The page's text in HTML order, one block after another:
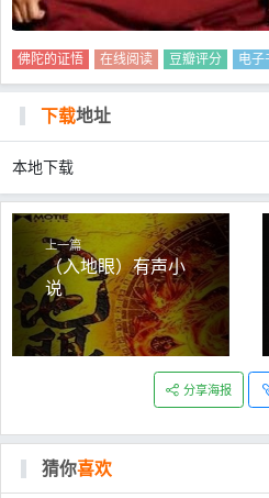
佛陀的证悟 在线阅读 豆瓣评分 电子
下载地址
本地下载
上一篇
（入地眼）有声小
说
分享海报
猜你喜欢